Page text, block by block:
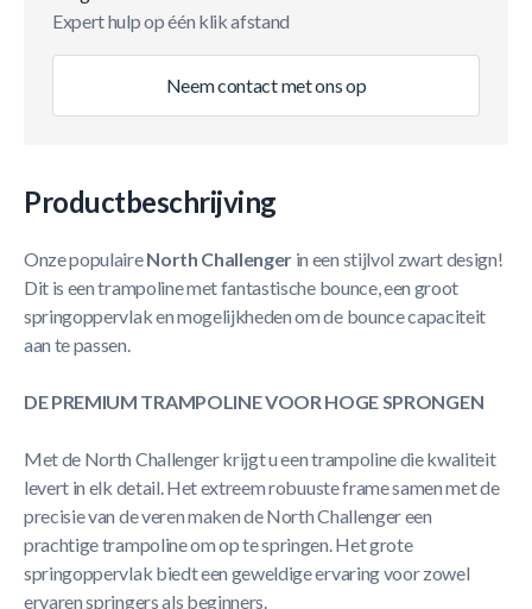
Expert hulp op één klik afstand
Neem contact met ons op
Productbeschrijving
Onze populaireNorth Challenger in een stijlvol zwart design!
Dit is een trampoline met fantastische bounce, een groot
springoppervlak en mogelijkheden om de bounce capaciteit
aan te passen.
DE PREMIUM TRAMPOLINE VOOR HOGE SPRONGEN
Met de North Challenger krijgt u een trampoline die kwaliteit
levert in elk detail. Het extreem robuuste frame samen met de
precisie van de veren maken de North Challenger een
prachtige trampoline om op te springen. Het grote
springoppervlak biedt een geweldige ervaring voor zowel
ervaren springers als beginners.